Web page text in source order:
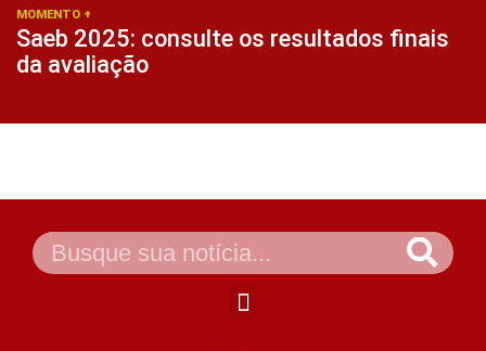
MOMENTO +
Saeb 2025: consulte os resultados finais
da avaliação